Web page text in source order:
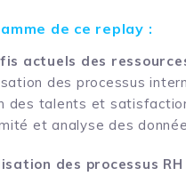
de ce replay :
actuels des
des processus
des talents et
et analyse des
des processus RH